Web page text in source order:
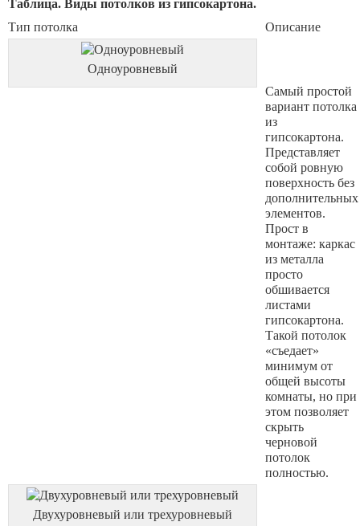
Таблица. Виды потолков из гипсокартона.
Тип потолка
Описание
Одноуровневый
Самый простой
вариант потолка
из
гипсокартона.
Представляет
собой ровную
поверхность без
дополнительных
элементов.
Прост в
монтаже: каркас
из металла
просто
обшивается
листами
гипсокартона.
Такой потолок
«съедает»
минимум от
общей высоты
комнаты, но при
этом позволяет
скрыть
черновой
потолок
полностью.
Двухуровневый или трехуровневый